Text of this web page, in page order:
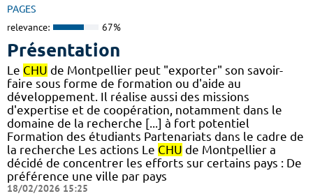
PAGES
relevance: 67%
Présentation
Le CHU de Montpellier peut "exporter" son savoir-
faire sous forme de formation ou d'aide au
développement. Il réalise aussi des missions
d'expertise et de coopération, notamment dans le
domaine de la recherche [...] à fort potentiel
Formation des étudiants Partenariats dans le cadre de
la recherche Les actions Le CHU de Montpellier a
décidé de concentrer les efforts sur certains pays : De
préférence une ville par pays
18/02/2026 15:25